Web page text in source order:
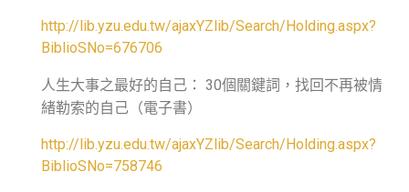
http://lib.yzu.edu.tw/ajaxYZlib/Search/Holding.aspx?
BiblioSNo=676706
人生大事之最好的自己： 30個關鍵詞，找回不再被情
緒勒索的自己（電子書）
http://lib.yzu.edu.tw/ajaxYZlib/Search/Holding.aspx?
BiblioSNo=758746